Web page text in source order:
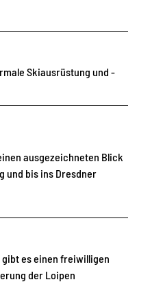
Skiausrüstung und -
ausgezeichneten Blick
und bis ins Dresdner
es einen freiwilligen
der Loipen